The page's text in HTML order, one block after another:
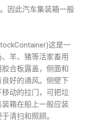
因此汽车集装箱一般
这是一
羊、猪等活家畜用
合板露盖，侧面和
好的通风。侧壁下
动的拉门，可把垃
箱在船上一般应装
清扫和照顾。